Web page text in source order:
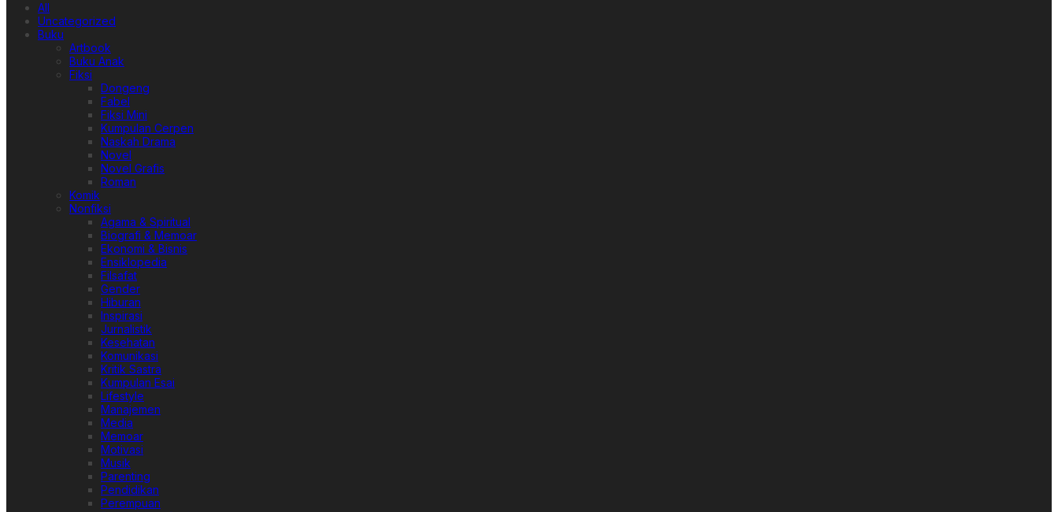
All
Uncategorized
Buku
Artbook
Buku Anak
Fiksi
Dongeng
Fabel
Fiksi Mini
Kumpulan Cerpen
Naskah Drama
Novel
Novel Grafis
Roman
Komik
Nonfiksi
Agama & Spiritual
Biografi & Memoar
Ekonomi & Bisnis
Ensiklopedia
Filsafat
Gender
Hiburan
Inspirasi
Jurnalistik
Kesehatan
Komunikasi
Kritik Sastra
Kumpulan Esai
Lifestyle
Manajemen
Media
Memoar
Motivasi
Musik
Parenting
Pendidikan
Perempuan